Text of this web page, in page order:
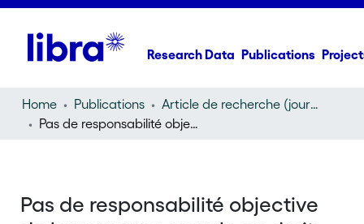
Research Data Publications
Home Publications
Article de recherche (journal article)
Pas de responsabilité objective de la personne morale en droit pénal fiscal
Pas de responsabilité objective